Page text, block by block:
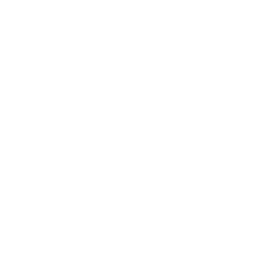
Особливістю дерева стає
ранкового сонця.
суцвіття і мають дуже
них:
довгими гронами бутонів;